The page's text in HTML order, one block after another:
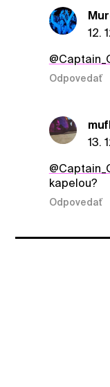
12.
Odpovedať
13.
kapelou?
Odpovedať